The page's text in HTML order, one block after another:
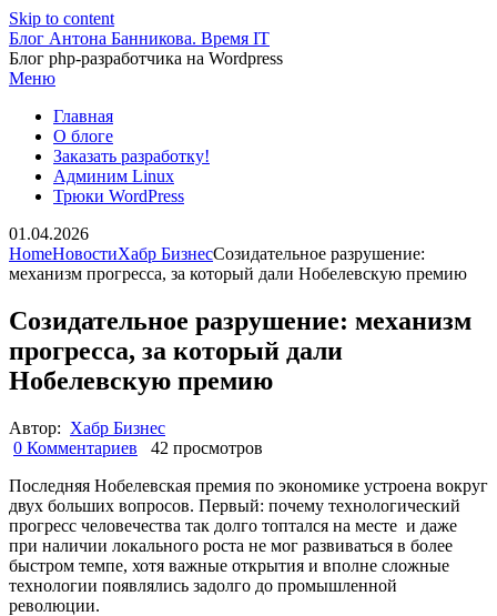
Skip to content
Блог Антона Банникова. Время IT
Блог php-разработчика на Wordpress
Меню
Главная
О блоге
Заказать разработку!
Админим Linux
Трюки WordPress
01.04.2026
HomeНовостиХабр БизнесСозидательное разрушение:
механизм прогресса, за который дали Нобелевскую премию
Созидательное разрушение: механизм
прогресса, за который дали
Нобелевскую премию
Автор: Хабр Бизнес
0 Комментариев
42 просмотров
Последняя Нобелевская премия по экономике устроена вокруг
двух больших вопросов. Первый: почему технологический
прогресс человечества так долго топтался на месте и даже
при наличии локального роста не мог развиваться в более
быстром темпе, хотя важные открытия и вполне сложные
технологии появлялись задолго до промышленной
революции.